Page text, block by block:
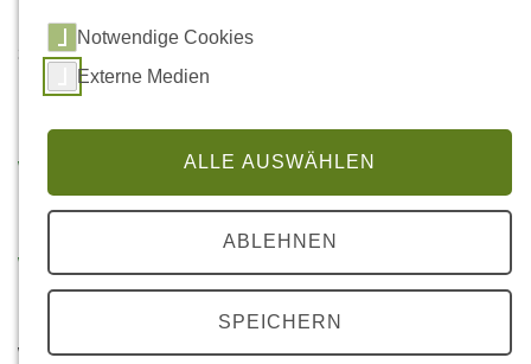
STARTSEITE
...
UM WAS GEHT´S?
Wald@School
WALD IM (KLIMA)WANDEL
Wir
Notwendige Cookies
Externe Medien
ALLE AUSWÄHLEN
ABLEHNEN
SPEICHERN